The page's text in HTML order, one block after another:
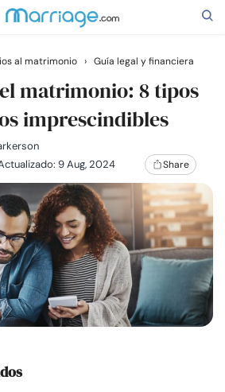
al matrimonio › Guía legal y financiera
matrimonio: 8 tipos
imprescindibles
9 Aug, 2024 Share